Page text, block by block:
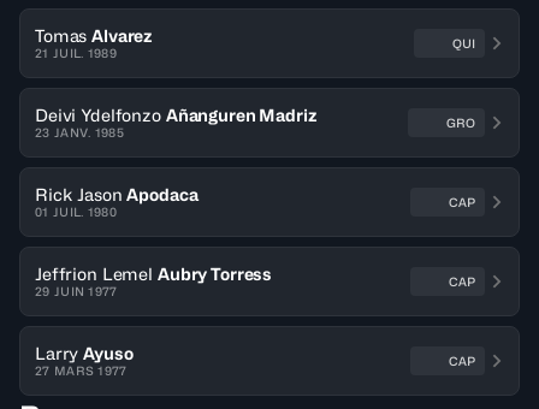
Tomas Alvarez
21 JUIL. 1989
QUI
Deivi Ydelfonzo Añanguren Madriz
23 JANV. 1985
GRO
Rick Jason Apodaca
01 JUIL. 1980
CAP
Jeffrion Lemel Aubry Torress
29 JUIN 1977
CAP
Larry Ayuso
27 MARS 1977
CAP